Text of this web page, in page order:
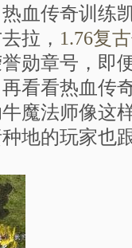
血传奇训练
拉， 1.76复
勋章号，即
看看热血传
魔法师像这
地的玩家也